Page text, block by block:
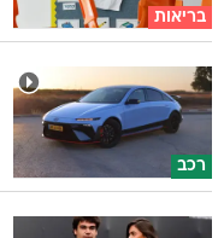
בריאות
רכב